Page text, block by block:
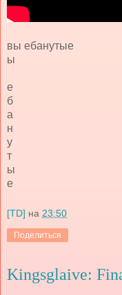
вы ебанутые
ы
е
б
а
н
у
т
ы
е
[TD] на 23:50
Поделиться
Kingsglaive: